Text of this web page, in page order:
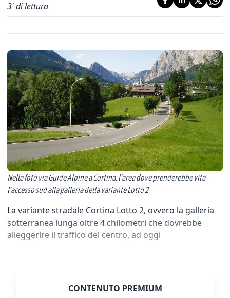
3' di lettura
Nella foto via Guide Alpine a Cortina, l’area dove prenderebbe vita
l’accesso sud alla galleria della variante Lotto 2
La variante stradale Cortina Lotto 2, ovvero la galleria
sotterranea lunga oltre 4 chilometri che dovrebbe
alleggerire il traffico del centro, ad oggi
CONTENUTO PREMIUM